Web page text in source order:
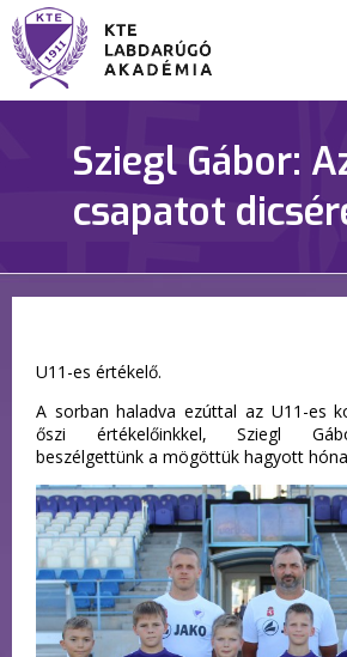
Sziegl Gábor:
csapatot
U11-es értékelő.
A sorban haladva ezúttal az U11-es
őszi értékelőinkkel, Sziegl
beszélgettünk a mögöttük hagyott